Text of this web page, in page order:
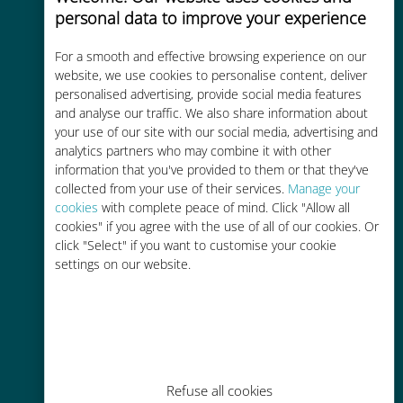
personal data to improve your experience
For a smooth and effective browsing experience on our
website, we use cookies to personalise content, deliver
personalised advertising, provide social media features
and analyse our traffic. We also share information about
your use of our site with our social media, advertising and
analytics partners who may combine it with other
information that you've provided to them or that they've
collected from your use of their services. Manage your
cookies with complete peace of mind. Click "Allow all
cookies" if you agree with the use of all of our cookies. Or
click "Select" if you want to customise your cookie
settings on our website.
Refuse all cookies
Uygun maliyetli
Mevcut operatörünüzle dolaşım
ücretlerinden %90'a kadar daha
ucuz
Kolay doldurma
Ubigi uygulaması aracılığıyla her